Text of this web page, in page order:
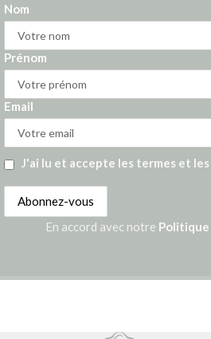
Nom
Prénom
Email
J'ai lu et accepte les termes et
En accord avec notre